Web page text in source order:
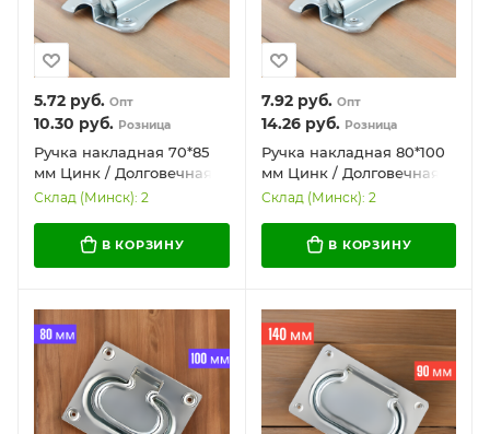
5.72 руб. Опт
10.30 руб. Розница
Ручка накладная 70*85
мм Цинк / Долговечная и
надежная
Склад (Минск): 2
В КОРЗИНУ
7.92руб. Опт
14.26руб. Розница
Ручка накладная 80*100
мм Цинк / Долговечная и
надежная
Склад (Минск): 2
В КОРЗИНУ